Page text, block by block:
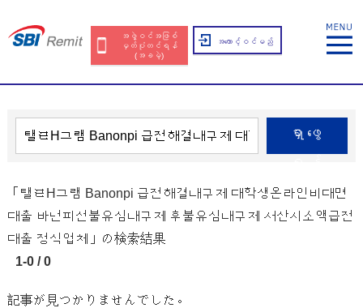
အဖွဲ့ဝင်အဖြစ်
မှတ်ပုံတင်ရန်
(အခမဲ့)
အကောင့်ဝင်မည်
ရှာဖွေ
「탤ㄹH그램 Banonpi 급전해결내구제 대학생온라인비대면
대출 바넌피선불유심내구제 후불유심내구제 서산시소액급전
대출 정식업체」の検索結果
1-0 / 0
記事が見つかりませんでした。